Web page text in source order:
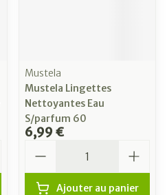
Mustela
Mustela Lingettes
Nettoyantes Eau
S/parfum 60
6,99 €
Ajouter au panier